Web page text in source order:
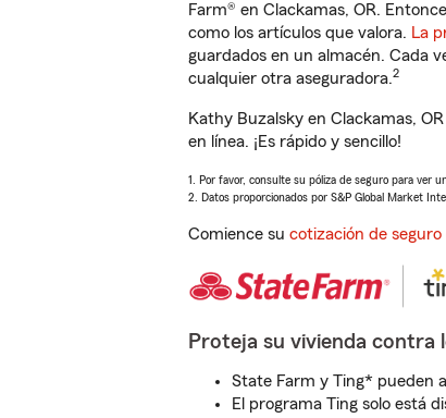
Farm® en Clackamas, OR.
como los artículos que valora. La
guardados en un almacén. Cada
cualquier otra aseguradora.2
Kathy Buzalsky en Clackamas,
en línea. ¡Es rápido y sencillo!
1. Por favor, consulte su póliza de seguro para ver
2. Datos proporcionados por S&P Global Market
Comience su cotización de
Proteja su vivienda contra
State Farm y Ting* pueden
El programa Ting solo está